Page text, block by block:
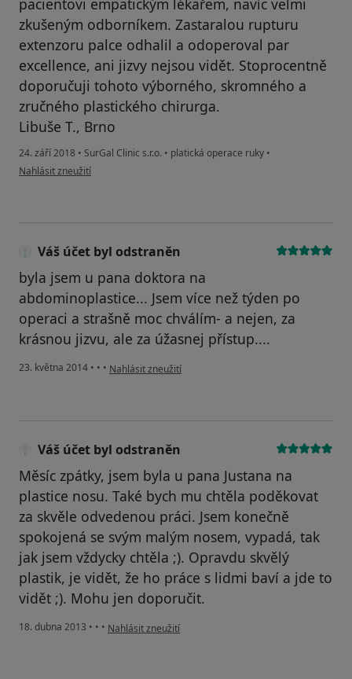
zkušeným odborníkem. Zastaralou rupturu
extenzoru palce odhalil a odoperoval par
excellence, ani jizvy nejsou vidět. Stoprocentně
doporučuji tohoto výborného, skromného a
zručného plastického chirurga.
Libuše T., Brno
24. září 2018 • SurGal Clinic s.r.o. • platická operace ruky •
podle názoru uživatele Váš účet byl odstraněn
Nahlásit zneužití
Váš účet byl odstraněn
byla jsem u pana doktora na
abdominoplastice... Jsem více než týden po
operaci a strašně moc chválím- a nejen, za
krásnou jizvu, ale za úžasnej přístup....
23. května 2014 • • • podle názoru uživatele Váš účet byl odstraněn
Nahlásit zneužití
Váš účet byl odstraněn
Měsíc zpátky, jsem byla u pana Justana na
plastice nosu. Také bych mu chtěla poděkovat
za skvěle odvedenou práci. Jsem konečně
spokojená se svým malým nosem, vypadá, tak
jak jsem vždycky chtěla ;). Opravdu skvělý
plastik, je vidět, že ho práce s lidmi baví a jde to
vidět ;). Mohu jen doporučit.
18. dubna 2013 • • • podle názoru uživatele Váš účet byl odstraněn
Nahlásit zneužití